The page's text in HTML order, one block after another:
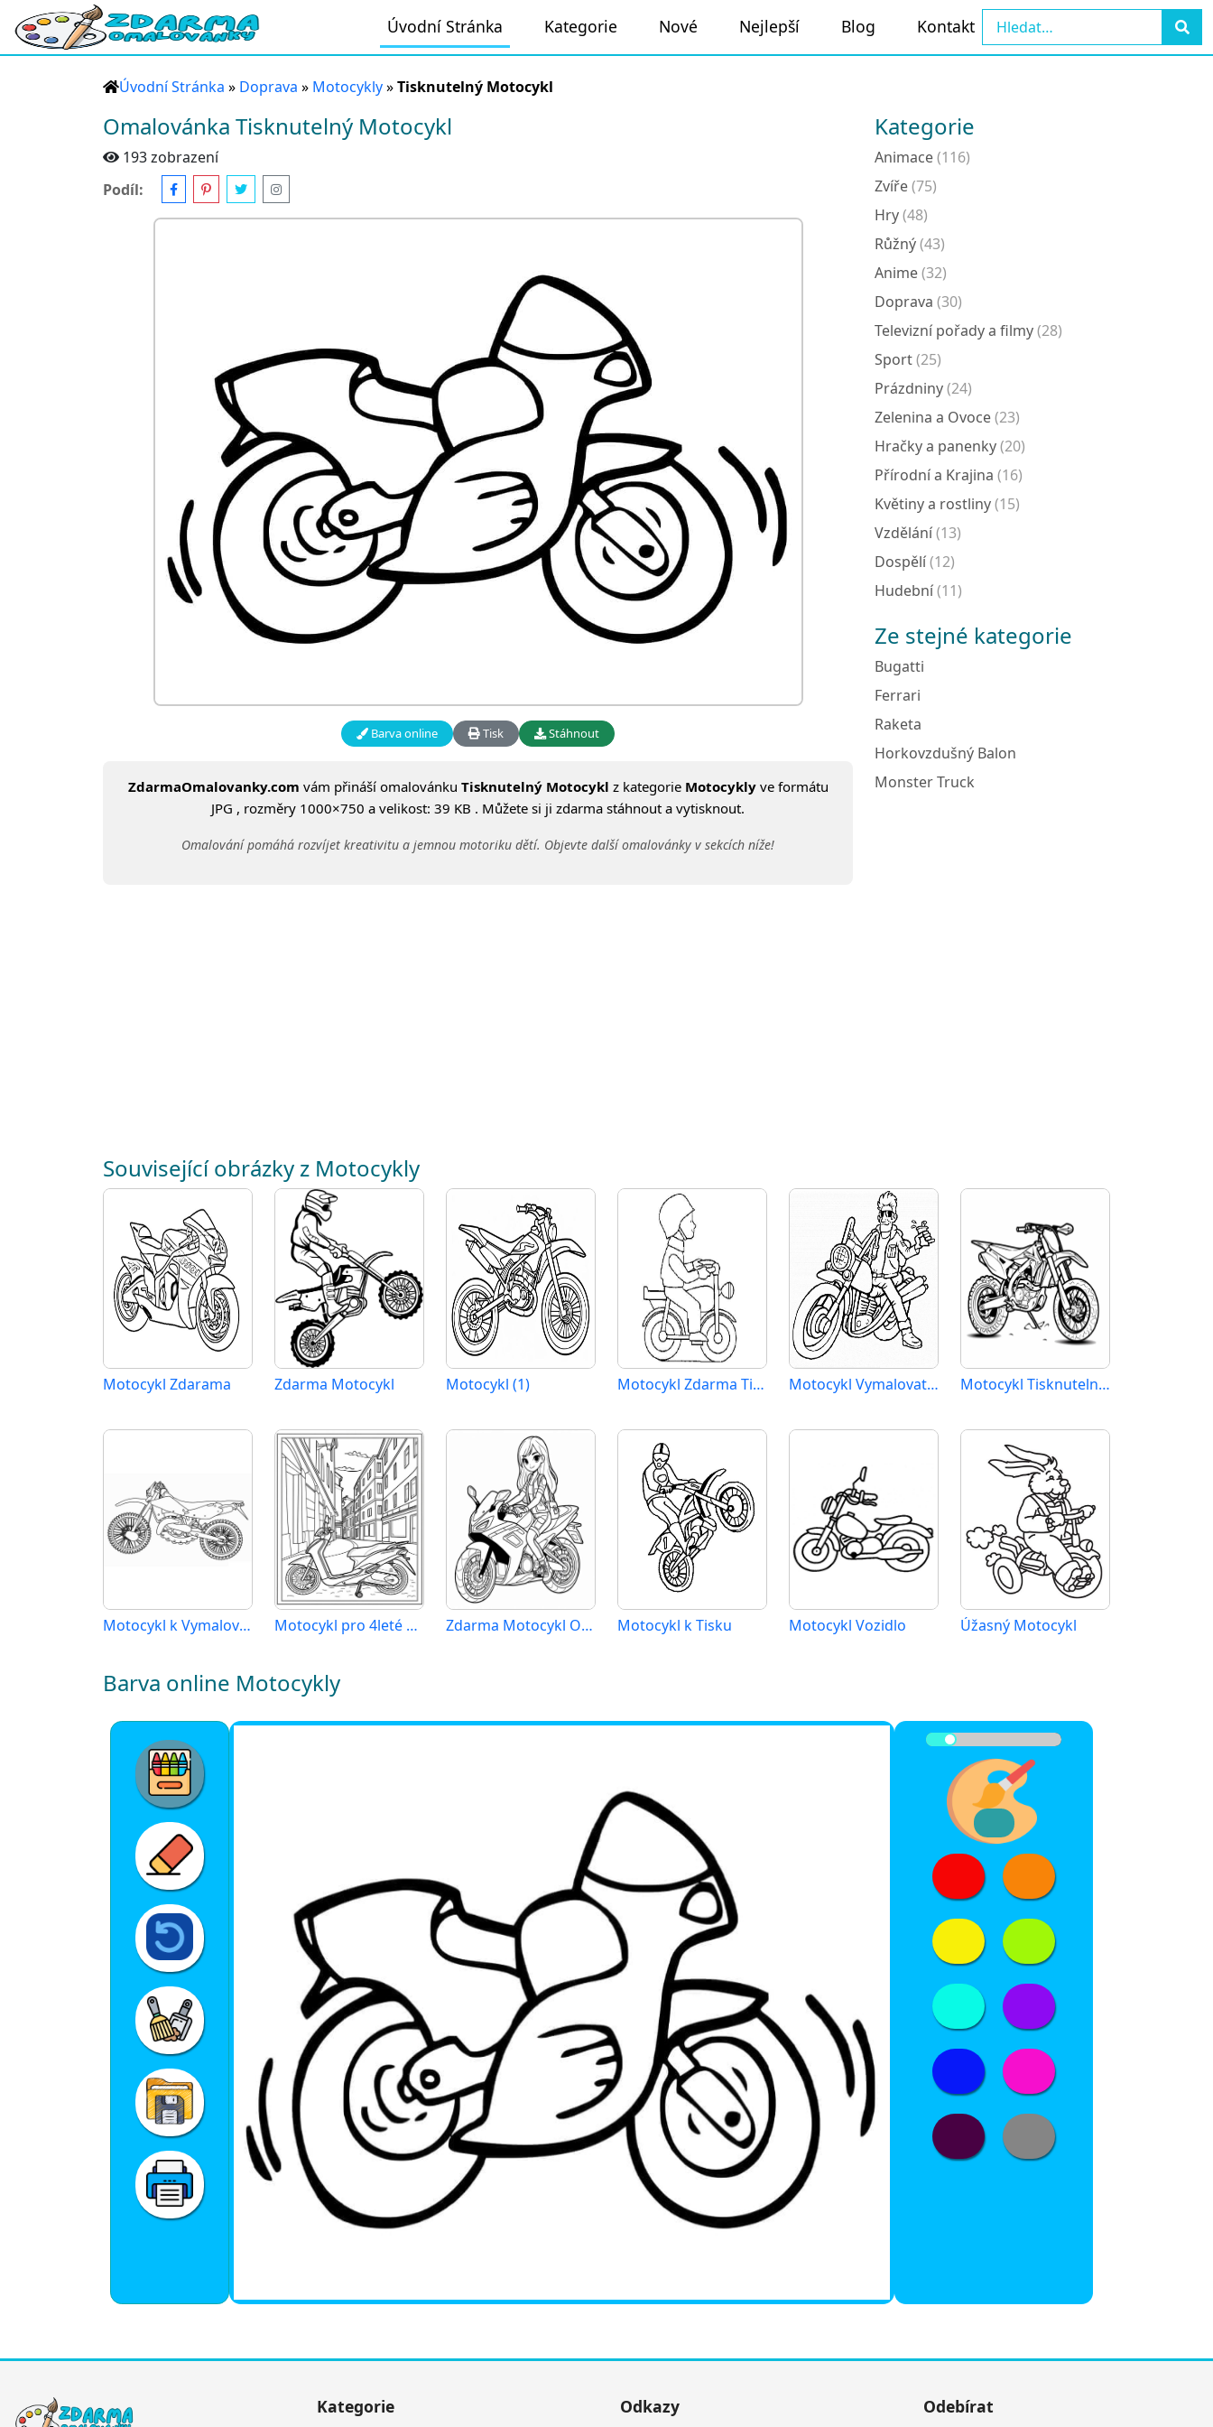
Úvodní Stránka Kategorie Nové Nejlepší Blog Kontakt
Úvodní Stránka » Doprava » Motocykly»Tisknutelný Motocykl
Omalovánka Tisknutelný Motocykl
193 zobrazení
Podíl:
Barva online Tisk Stáhnout
ZdarmaOmalovanky.com vám přináší omalovánku Tisknutelný Motocykl z kategorie Motocyklyve formátu
JPG , rozměry 1000×750 a velikost: 39 KB . Můžete si ji zdarma stáhnout a vytisknout.
Omalování pomáhá rozvíjet kreativitu a jemnou motoriku dětí. Objevte další omalovánky v sekcích níže!
Kategorie
Animace(116)
Zvíře(75)
Hry(48)
Růžný(43)
Anime(32)
Doprava (30)
Televizní pořady a filmy(28)
Sport(25)
Prázdniny(24)
Zelenina a Ovoce(23)
Hračky a panenky(20)
Přírodní a Krajina (16)
Květiny a rostliny(15)
Vzdělání(13)
Dospělí(12)
Hudební(11)
Ze stejné kategorie
Bugatti
Ferrari
Raketa
Horkovzdušný Balon
Monster Truck
Související obrázky z Motocykly
Motocykl Zdarama Zdarma Motocykl Motocykl (1) Motocykl Zdarma Tisknutelný Motocykl Vymalovatelné pro Děti Motocykl Tisknutelný Zdarma
Motocykl k Vymalování Motocykl pro 4leté Děti Zdarma Motocykl Obrázek Motocykl k Tisku Motocykl Vozidlo Úžasný Motocykl
Barva online Motocykly
Kategorie Odkazy Odebírat